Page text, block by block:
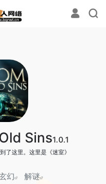
Sins1.0.1
了这里。这里是《迷室》
幻
解谜